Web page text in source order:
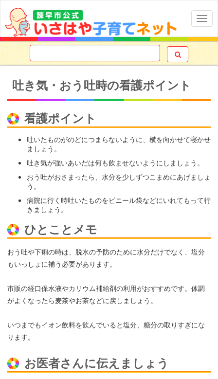

吐き気・おう吐時の看護ポイント
看護ポイント
吐いたものがのどにつまらないように、横を向かせて寝かせ
ましょう。
吐き気が強いあいだは何も飲ませないようにしましょう。
おう吐がおさまったら、水分を少しずつこまめにあげましょ
う。
病院に行く時吐いたものをビニール袋などにいれてもって行
きましょう。
ひとことメモ
おう吐や下痢の時は、脱水の予防のために水分だけでなく、塩分
もいっしょに補う必要があります。
市販の経口保水液やカリウム補給剤の利用がおすすめです。体調
がよくなったら麦茶やお茶などに戻しましょう。
いつまでもイオン飲料を飲んでいると塩分、糖分の取りすぎにな
ります。
お医者さんに伝えましょう